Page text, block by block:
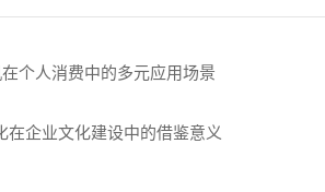
个人消费中的多元应用场景​
在企业文化建设中的借鉴意义​